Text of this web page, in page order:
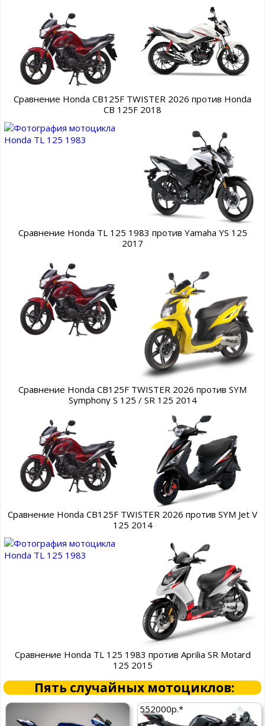
Сравнение Honda CB125F TWISTER 2026 против Honda
CB 125F 2018
Сравнение Honda TL 125 1983 против Yamaha YS 125
2017
Сравнение Honda CB125F TWISTER 2026 против SYM
Symphony S 125 / SR 125 2014
Сравнение Honda CB125F TWISTER 2026 против SYM Jet V
125 2014
Сравнение Honda TL 125 1983 против Aprilia SR Motard
125 2015
Пять случайных мотоциклов:
552000р.*